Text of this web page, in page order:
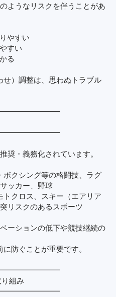
ようなリスクを伴うことがあ
やすい
すい
る
）調整は、思わぬトラブル
奨・義務化されています。
クシング等の格闘技、ラグ
ッカー、野球
クロス、スキー（エアリア
リスクのあるスポーツ
ーションの低下や競技継続の
防ぐことが重要です。
組み